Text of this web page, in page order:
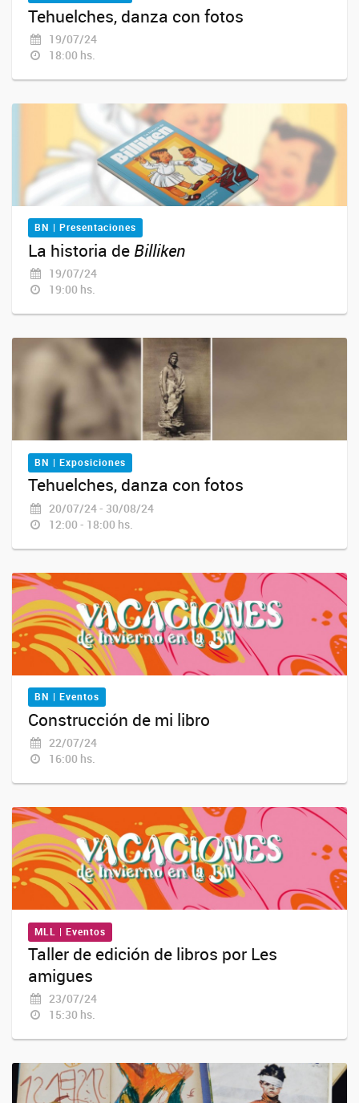
Tehuelches, danza con fotos
19/07/24
18:00 hs.
BN | Presentaciones
La historia de Billiken
19/07/24
19:00 hs.
BN | Exposiciones
Tehuelches, danza con fotos
20/07/24 - 30/08/24
12:00 - 18:00 hs.
BN | Eventos
Construcción de mi libro
22/07/24
16:00 hs.
MLL | Eventos
Taller de edición de libros por Les
amigues
23/07/24
15:30 hs.